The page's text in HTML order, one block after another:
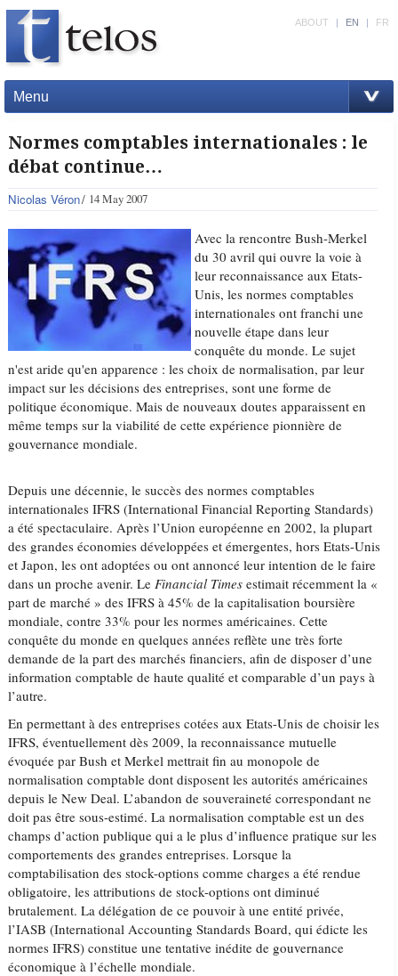
Menu
ABOUT | EN | FR
Normes comptables internationales : le
débat continue…
Nicolas Véron 14 May 2007
Avec la rencontre Bush-Merkel
du 30 avril qui ouvre la voie à
leur reconnaissance aux Etats-
Unis, les normes comptables
internationales ont franchi une
nouvelle étape dans leur
conquête du monde. Le sujet
n'est aride qu'en apparence : les choix de normalisation, par leur
impact sur les décisions des entreprises, sont une forme de
politique économique. Mais de nouveaux doutes apparaissent en
même temps sur la viabilité de cette expérience pionnière de
gouvernance mondiale.
Depuis une décennie, le succès des normes comptables
internationales IFRS (International Financial Reporting Standards)
a été spectaculaire. Après l’Union européenne en 2002, la plupart
des grandes économies développées et émergentes, hors Etats-Unis
et Japon, les ont adoptées ou ont annoncé leur intention de le faire
dans un proche avenir. LeFinancial Times estimait récemment la «
part de marché » des IFRS à 45% de la capitalisation boursière
mondiale, contre 33% pour les normes américaines. Cette
conquête du monde en quelques années reflète une très forte
demande de la part des marchés financiers, afin de disposer d’une
information comptable de haute qualité et comparable d’un pays à
l’autre.
En permettant à des entreprises cotées aux Etats-Unis de choisir les
IFRS, éventuellement dès 2009, la reconnaissance mutuelle
évoquée par Bush et Merkel mettrait fin au monopole de
normalisation comptable dont disposent les autorités américaines
depuis le New Deal. L’abandon de souveraineté correspondant ne
doit pas être sous-estimé. La normalisation comptable est un des
champs d’action publique qui a le plus d’influence pratique sur les
comportements des grandes entreprises. Lorsque la
comptabilisation des stock-options comme charges a été rendue
obligatoire, les attributions de stock-options ont diminué
brutalement. La délégation de ce pouvoir à une entité privée,
l’IASB (International Accounting Standards Board, qui édicte les
normes IFRS) constitue une tentative inédite de gouvernance
économique à l’échelle mondiale.